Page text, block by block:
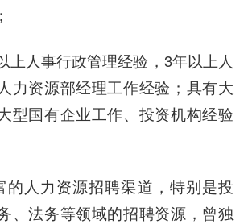
上人事行政管理经验，3年以上人
力资源部经理工作经验；具有大
型国有企业工作、投资机构经验
的人力资源招聘渠道，特别是投
、法务等领域的招聘资源，曾独